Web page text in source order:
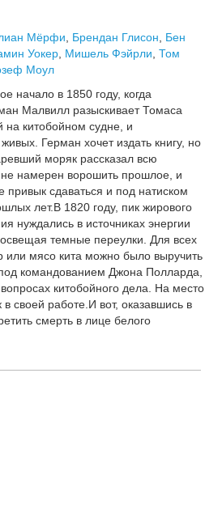
Мёрфи Брендан Глисон
Бен
Уокер Мишель Фэйрли Том
Моул
начало в 1850 году, когда
Малвилл разыскивает Томаса
на китобойном судне, и
Герман хочет издать книгу, но
моряк рассказал всю
намерен ворошить прошлое, и
сдаваться и под натиском
лет.В 1820 году, пик жирового
нуждались в источниках энергии
темные переулки. Для всех
или мясо кита можно было выручить
командованием Джона Полларда,
китобойного дела. На место
своей работе.И вот, оказавшись в
смерть в лице белого